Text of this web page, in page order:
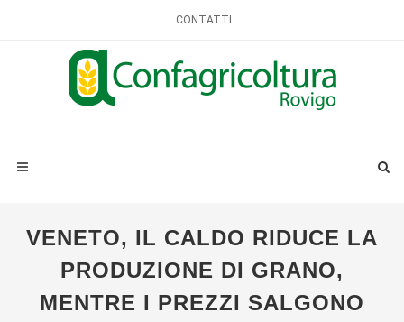
CONTATTI
VENETO, IL CALDO RIDUCE LA
PRODUZIONE DI GRANO,
MENTRE I PREZZI SALGONO